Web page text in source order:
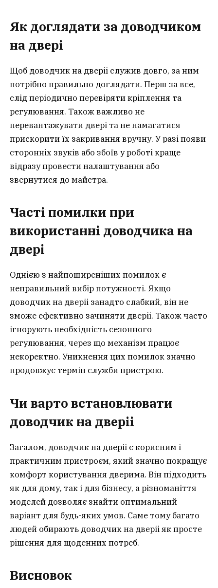
Як доглядати за доводчиком
на двері
Щоб доводчик на дверіі служив довго, за ним
потрібно правильно доглядати. Перш за все,
слід періодично перевіряти кріплення та
регулювання. Також важливо не
перевантажувати двері та не намагатися
прискорити їх закривання вручну. У разі появи
сторонніх звуків або збоїв у роботі краще
відразу провести налаштування або
звернутися до майстра.
Часті помилки при
використанні доводчика на
двері
Однією з найпоширеніших помилок є
неправильний вибір потужності. Якщо
доводчик на дверіі занадто слабкий, він не
зможе ефективно зачиняти дверіі. Також часто
ігнорують необхідність сезонного
регулювання, через що механізм працює
некоректно. Уникнення цих помилок значно
продовжує термін служби пристрою.
Чи варто встановлювати
доводчик на дверіі
Загалом, доводчик на дверіі є корисним і
практичним пристроєм, який значно покращує
комфорт користування дверима. Він підходить
як для дому, так і для бізнесу, а різноманіття
моделей дозволяє знайти оптимальний
варіант для будь-яких умов. Саме тому багато
людей обирають доводчик на дверіі як просте
рішення для щоденних потреб.
Висновок